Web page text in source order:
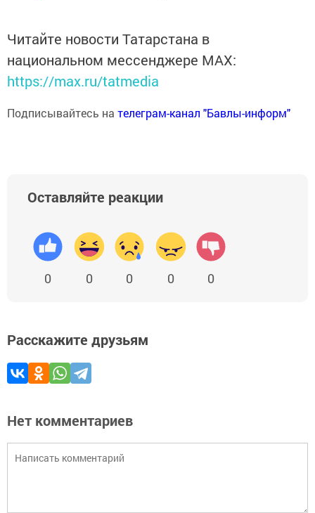
Читайте новости Татарстана в
национальном мессенджере MАХ:
https://max.ru/tatmedia
Подписывайтесь на телеграм-канал "Бавлы-информ"
Оставляйте реакции
0 0 0 0 0
Расскажите друзьям
Нет комментариев